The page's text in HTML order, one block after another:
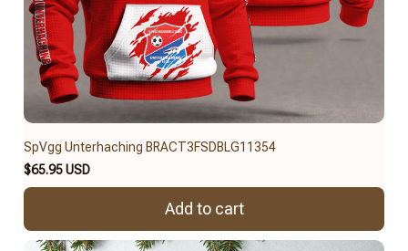
SpVgg Unterhaching BRACT3FSDBLG11354
$65.95 USD
Add to cart